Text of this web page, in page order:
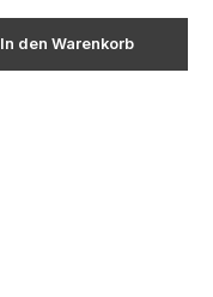
In den Warenkorb